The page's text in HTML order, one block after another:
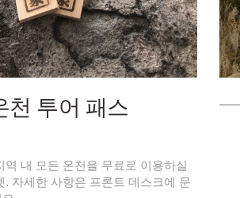
키 분기공
상징으로 유명한 가라부키는 구사쓰
의 내부로부터 올라오는 증기가 섞여